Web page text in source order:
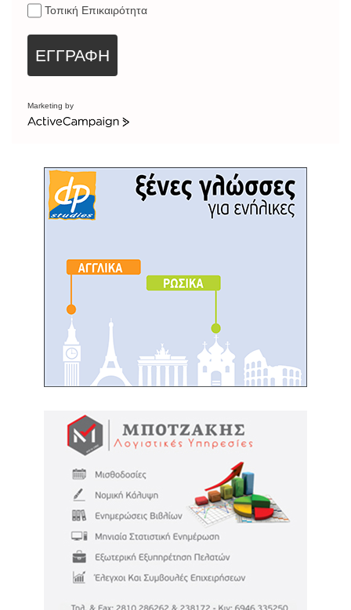
Τοπική Επικαιρότητα
ΕΓΓΡΑΦΗ
Marketing by